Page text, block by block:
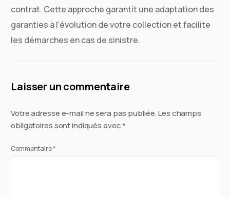
contrat. Cette approche garantit une adaptation des
garanties à l’évolution de votre collection et facilite
les démarches en cas de sinistre.
Laisser un commentaire
Votre adresse e-mail ne sera pas publiée.Les champs
obligatoires sont indiqués avec*
Commentaire*